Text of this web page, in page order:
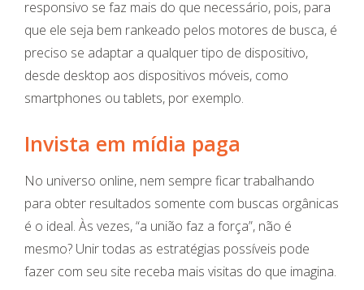
responsivo se faz mais do que necessário, pois, para
que ele seja bem rankeado pelos motores de busca, é
preciso se adaptar a qualquer tipo de dispositivo,
desde desktop aos dispositivos móveis, como
smartphones ou tablets, por exemplo.
Invista em mídia paga
No universo online, nem sempre ficar trabalhando
para obter resultados somente com buscas orgânicas
é o ideal. Às vezes, “a união faz a força”, não é
mesmo? Unir todas as estratégias possíveis pode
fazer com seu site receba mais visitas do que imagina.